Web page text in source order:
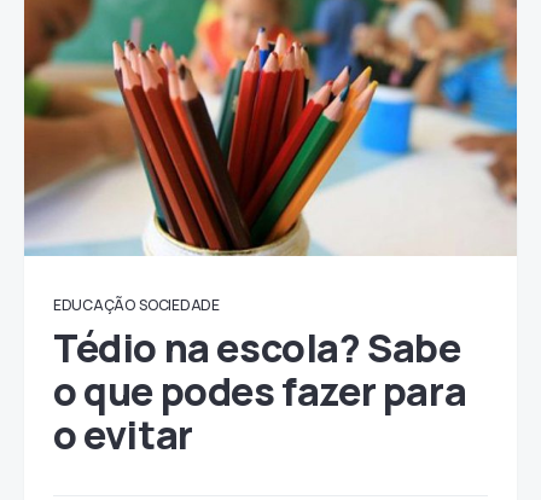
EDUCAÇÃO SOCIEDADE
Tédio na escola? Sabe
o que podes fazer para
o evitar